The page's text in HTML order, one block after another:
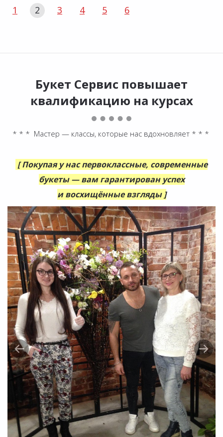
1 2 3 4 5 6
Букет Сервис повышает
квалификацию на курсах
* * * Мастер — классы, которые нас вдохновляет * * *
[ Покупая у нас первоклассные, современные
букеты — вам гарантирован успех
и восхищённые взгляды ]